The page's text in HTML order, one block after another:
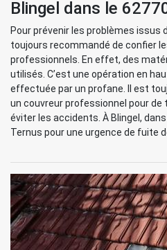
Blingel dans le
Pour prévenir les problèmes
toujours recommandé de confier
professionnels. En effet, des
utilisés. C’est une opération en
effectuée par un profane. Il est
un couvreur professionnel pour
éviter les accidents. À Blingel,
Ternus pour une urgence de fuite